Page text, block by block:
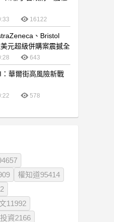
16122
、Bristol
元超級併購案震撼全
643
華爾街高風險新戰
578
權知道95414
11992
資2166